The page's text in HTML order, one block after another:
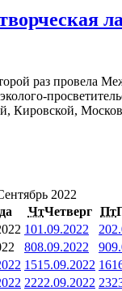
раз провела
Кировской,
2022
ЧтЧетверг Пт
101.09.2022 2
808.09.2022 9
1515.09.2022 16
2222.09.2022 23